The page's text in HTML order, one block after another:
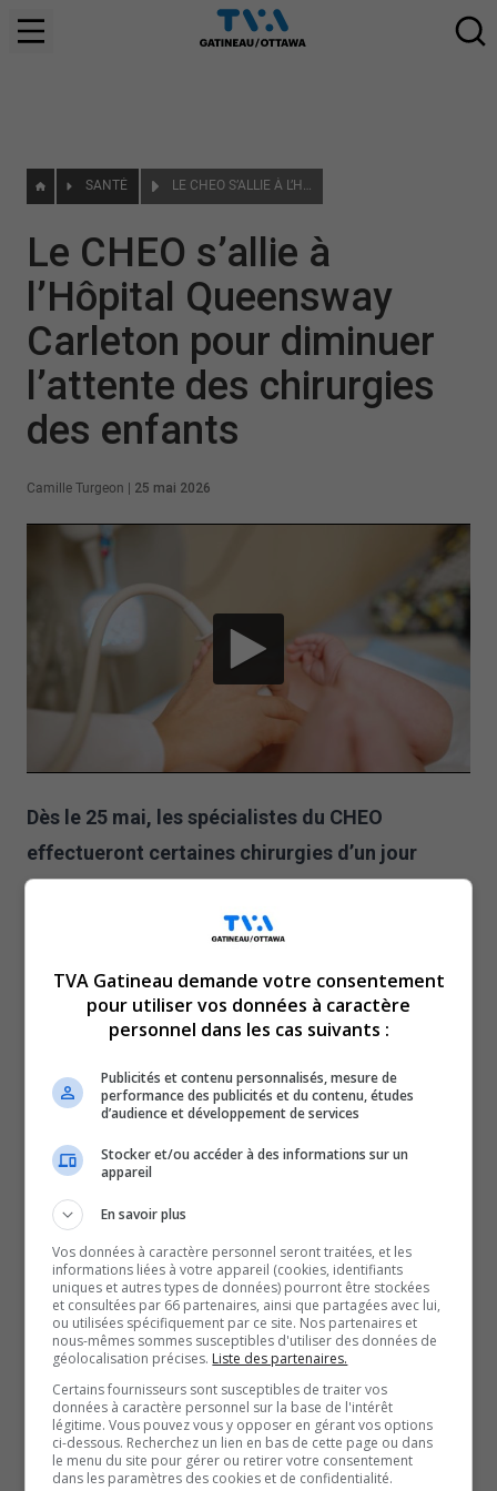
SANTÉ LE CHEO S’ALLIE À L’HÔPITAL QUEENSWAY CARLETON POUR DIMINUER L’ATTENTE DES CHIRURGIES DES ENFANTS
Le CHEO s’allie à
l’Hôpital Queensway
Carleton pour diminuer
l’attente des chirurgies
des enfants
Camille Turgeon 25 mai 2026
Dès le 25 mai, les spécialistes du CHEO
effectueront certaines chirurgies d’un jour
moins complexes à l’Hôpital Queensway
Carleton, appuyés par les équipes chirurgicales
Présentement, au CHEO, 3 500 enfants sont en attente
d’une chirurgie, et plus de la moitié d’entre eux attendent
province.
Les délais d’attente peuvent avoir des conséquences
concrètes sur la santé des enfants, puisqu’ils sont en
plein développement physique et mental. Il s’agit d’un
pas dans la bonne direction pour les jeunes de la région
de la capitale nationale.
Cette entente contribuera donc de manière significative à
l’atteinte de l’objectif du programme chirurgical, qui est
de 1 000 interventions chirurgicales régionales en 2026.
Si cette collaboration allégera également la pression sur
le CHEO, il reste à voir si cette collaboration permettra
d’apporter des améliorations concrètes et durables dans
le réseau ottavien.
TVA Gatineau demande votre consentement
pour utiliser vos données à caractère
personnel dans les cas suivants :
Publicités et contenu personnalisés, mesure de
performance des publicités et du contenu, études
d’audience et développement de services
Stocker et/ou accéder à des informations sur un
appareil
En savoir plus
Vos données à caractère personnel seront traitées, et les
informations liées à votre appareil (cookies, identifiants
uniques et autres types de données) pourront être stockées
et consultées par 66 partenaires, ainsi que partagées avec lui,
ou utilisées spécifiquement par ce site. Nos partenaires et
nous-mêmes sommes susceptibles d'utiliser des données de
géolocalisation précises. Liste des partenaires.
Certains fournisseurs sont susceptibles de traiter vos
données à caractère personnel sur la base de l'intérêt
légitime. Vous pouvez vous y opposer en gérant vos options
ci-dessous. Recherchez un lien en bas de cette page ou dans
le menu du site pour gérer ou retirer votre consentement
dans les paramètres des cookies et de confidentialité.